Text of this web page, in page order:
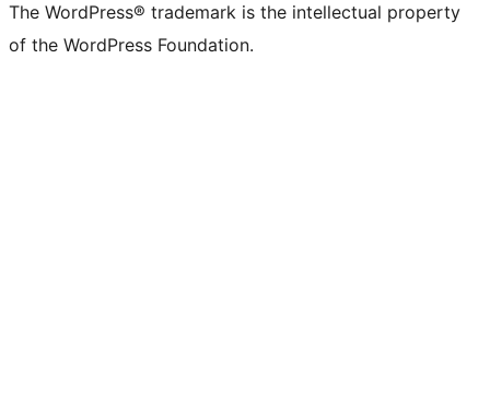
The WordPress® trademark is the intellectual property
of the WordPress Foundation.